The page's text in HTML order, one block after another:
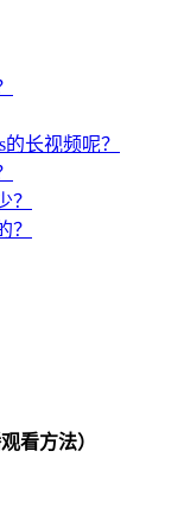
长视频呢？
？
？
看方法）